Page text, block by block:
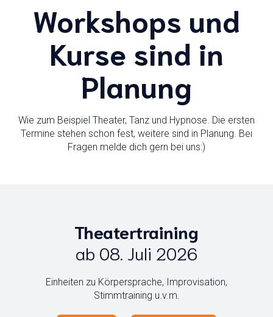
Workshops und
Kurse sind in
Planung
Wie zum Beispiel Theater, Tanz und Hypnose. Die ersten
Termine stehen schon fest, weitere sind in Planung. Bei
Fragen melde dich gern bei uns:)
Theatertraining
ab 08. Juli 2026
Einheiten zu Körpersprache, Improvisation,
Stimmtraining u.v.m.